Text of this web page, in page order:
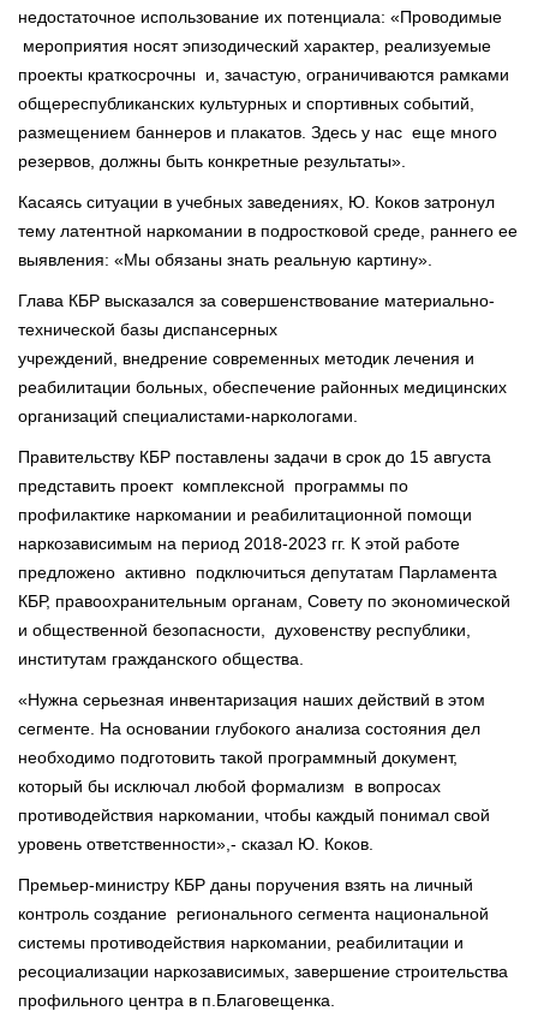
недостаточное использование их потенциала: «Проводимые
мероприятия носят эпизодический характер, реализуемые
проекты краткосрочны и, зачастую, ограничиваются рамками
общереспубликанских культурных и спортивных событий,
размещением баннеров и плакатов. Здесь у нас еще много
резервов, должны быть конкретные результаты».
Касаясь ситуации в учебных заведениях, Ю. Коков затронул
тему латентной наркомании в подростковой среде, раннего ее
выявления: «Мы обязаны знать реальную картину».
Глава КБР высказался за совершенствование материально-
технической базы диспансерных
учреждений, внедрение современных методик лечения и
реабилитации больных, обеспечение районных медицинских
организаций специалистами-наркологами.
Правительству КБР поставлены задачи в срок до 15 августа
представить проект комплексной программы по
профилактике наркомании и реабилитационной помощи
наркозависимым на период 2018-2023 гг. К этой работе
предложено активно подключиться депутатам Парламента
КБР, правоохранительным органам, Совету по экономической
и общественной безопасности, духовенству республики,
институтам гражданского общества.
«Нужна серьезная инвентаризация наших действий в этом
сегменте. На основании глубокого анализа состояния дел
необходимо подготовить такой программный документ,
который бы исключал любой формализм в вопросах
противодействия наркомании, чтобы каждый понимал свой
уровень ответственности»,- сказал Ю. Коков.
Премьер-министру КБР даны поручения взять на личный
контроль создание регионального сегмента национальной
системы противодействия наркомании, реабилитации и
ресоциализации наркозависимых, завершение строительства
профильного центра в п.Благовещенка.